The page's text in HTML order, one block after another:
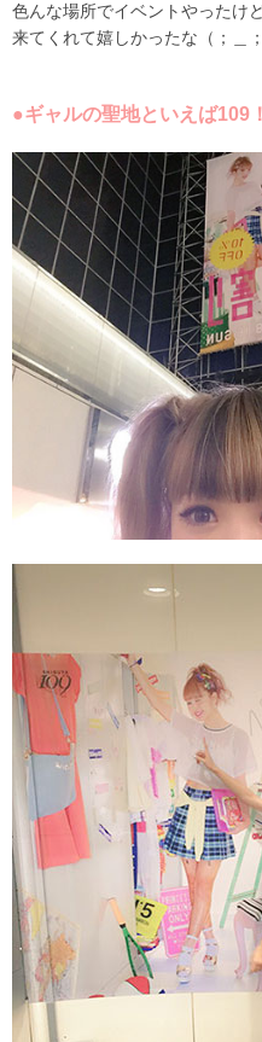
色んな場所でイベントやったけ
来てくれて嬉しかったな（；＿
●ギャルの聖地といえば109！